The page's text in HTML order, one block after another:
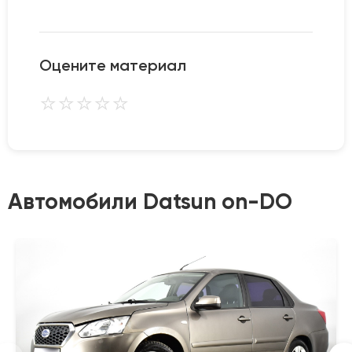
Оцените материал
⭐⭐⭐⭐⭐
Автомобили Datsun on-DO